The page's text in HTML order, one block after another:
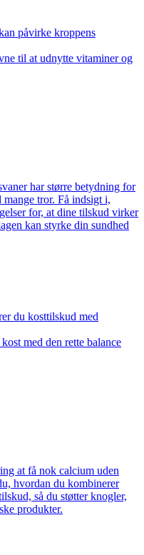
påvirke kroppens
til at udnytte vitaminer og
har større betydning for
tror. Få indsigt i,
for, at dine tilskud virker
kan styrke din sundhed
du kosttilskud med
med den rette balance
at få nok calcium uden
hvordan du kombinerer
så du støtter knogler,
produkter.